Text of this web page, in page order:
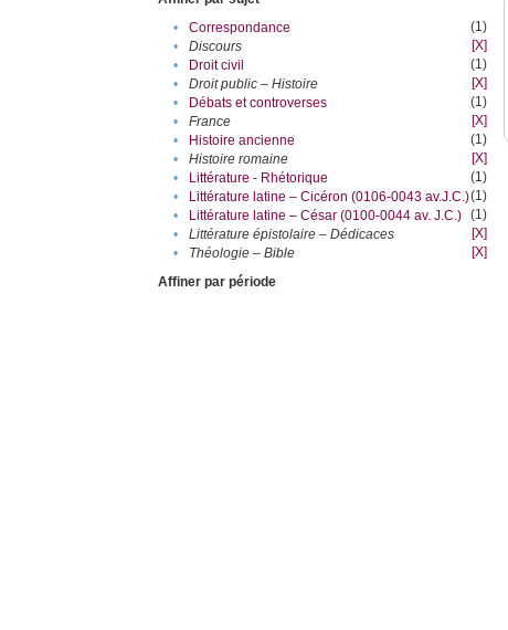
•
Correspondance
(1)
•
Discours
[X]
•
Droit civil
(1)
•
Droit public – Histoire
[X]
•
Débats et controverses
(1)
•
France
[X]
•
Histoire ancienne
(1)
•
Histoire romaine
[X]
•
Littérature - Rhétorique
(1)
•
Littérature latine – Cicéron (0106-0043 av.J.C.)(1)
•
Littérature latine – César (0100-0044 av. J.C.) (1)
•
Littérature épistolaire – Dédicaces
[X]
•
Théologie – Bible
[X]
Affiner par période